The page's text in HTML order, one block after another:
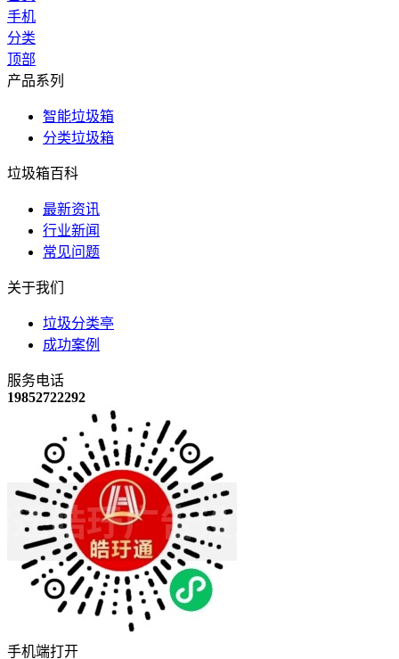
手机
分类
顶部
产品系列
智能垃圾箱
分类垃圾箱
垃圾箱百科
最新资讯
行业新闻
常见问题
关于我们
垃圾分类亭
成功案例
服务电话
19852722292
手机端打开